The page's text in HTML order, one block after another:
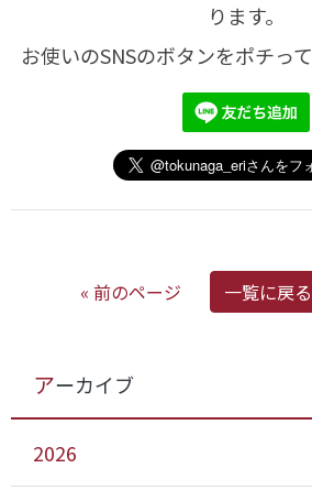
ります。
お使いのSNSのボタンをポチって
« 前のページ 一覧に戻る
アーカイブ
2026